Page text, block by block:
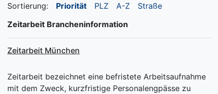
Sortierung: Priorität PLZ A-Z
Straße
Zeitarbeit Brancheninformation
Zeitarbeit München
Zeitarbeit bezeichnet eine befristete Arbeitsaufnahme
mit dem Zweck, kurzfristige Personalengpässe zu